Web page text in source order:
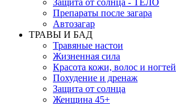
Препараты после загара
Автозагар
ТРАВЫ И БАД
Травяные настои
Жизненная сила
Красота кожи, волос и ногтей
Похудение и дренаж
Защита от солнца
Женщина 45+